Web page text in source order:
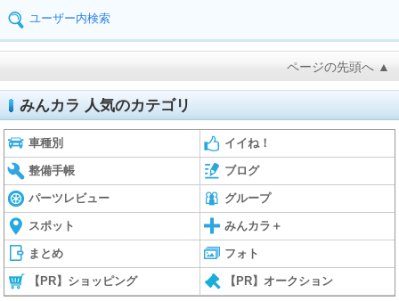
ユーザー内検索
ページの先頭へ ▲
みんカラ 人気のカテゴリ
車種別 イイね！
整備手帳 ブログ
パーツレビュー グループ
スポット みんカラ＋
まとめ フォト
【PR】ショッピング 【PR】オークション